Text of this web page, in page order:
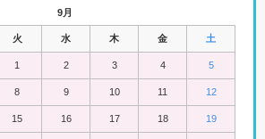
9月
火 水 木 金 土
1 2 3 4 5
8 9 10 11 12
15 16 17 18 19